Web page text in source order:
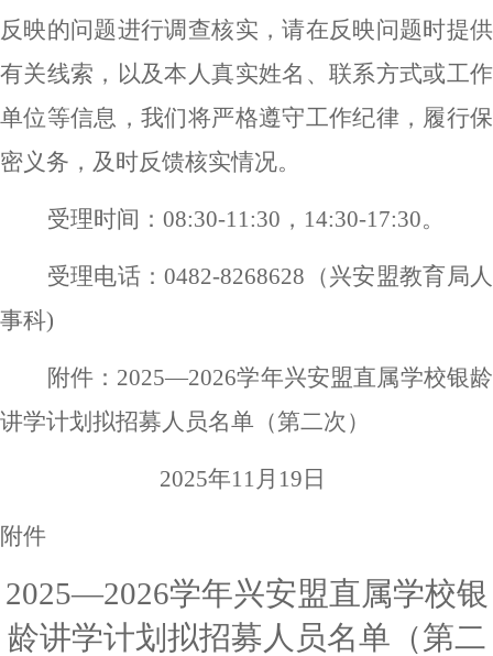
反映的问题进行调查核实，请在反映问题时提供
有关线索，以及本人真实姓名、联系方式或工作
单位等信息，我们将严格遵守工作纪律，履行保
密义务，及时反馈核实情况。
受理时间： 08:30-11:30 ， 14:30-17:30。
受理电话：0482-8268628 （兴安盟教育局人
事科)
附件： 2025—2026学年兴安盟直属学校银龄
讲学计划拟招募人员名单 （第二次 ）
2025年11 月 19 日
附件
2025—2026学年兴安盟直属学校银
龄讲学计划拟招募人员名单 （第二